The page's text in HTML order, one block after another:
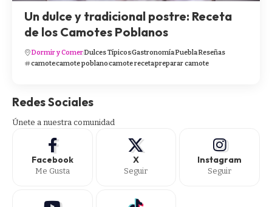
Un dulce y tradicional postre: Receta
de los Camotes Poblanos
Dormir y ComerDulces TípicosGastronomíaPueblaReseñas
camotecamote poblanocamote recetapreparar camote
Redes Sociales
Únete a nuestra comunidad
Facebook
Me Gusta
X
Seguir
Instagram
Seguir